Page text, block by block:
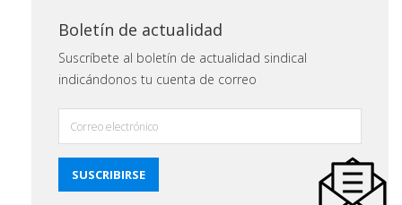
Boletín de actualidad
Suscríbete al boletín de actualidad sindical
indicándonos tu cuenta de correo